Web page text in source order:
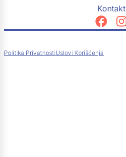
Kontakt
Politika PrivatnostiUslovi Korišćenja